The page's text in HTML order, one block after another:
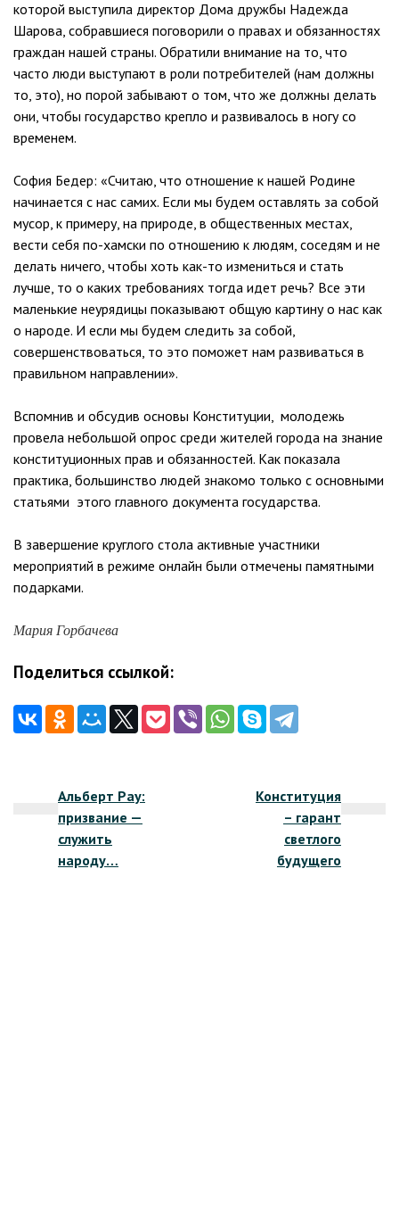
которой выступила директор Дома дружбы Надежда
Шарова, собравшиеся поговорили о правах и обязанностях
граждан нашей страны. Обратили внимание на то, что
часто люди выступают в роли потребителей (нам должны
то, это), но порой забывают о том, что же должны делать
они, чтобы государство крепло и развивалось в ногу со
временем.
София Бедер: «Считаю, что отношение к нашей Родине
начинается с нас самих. Если мы будем оставлять за собой
мусор, к примеру, на природе, в общественных местах,
вести себя по-хамски по отношению к людям, соседям и не
делать ничего, чтобы хоть как-то измениться и стать
лучше, то о каких требованиях тогда идет речь? Все эти
маленькие неурядицы показывают общую картину о нас как
о народе. И если мы будем следить за собой,
совершенствоваться, то это поможет нам развиваться в
правильном направлении».
Вспомнив и обсудив основы Конституции, молодежь
провела небольшой опрос среди жителей города на знание
конституционных прав и обязанностей. Как показала
практика, большинство людей знакомо только с основными
статьями этого главного документа государства.
В завершение круглого стола активные участники
мероприятий в режиме онлайн были отмечены памятными
подарками.
Мария Горбачева
Поделиться ссылкой:
записям
Альберт Рау:
призвание —
служить
народу…
Конституция
– гарант
светлого
будущего